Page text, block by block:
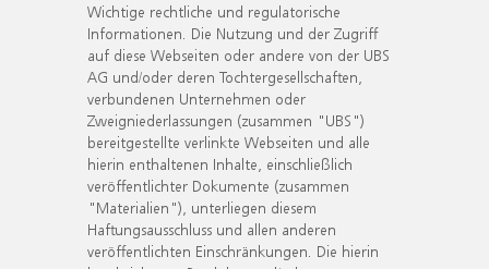
Wichtige rechtliche und regulatorische
Informationen. Die Nutzung und der Zugriff
auf diese Webseiten oder andere von der UBS
AG und/oder deren Tochtergesellschaften,
verbundenen Unternehmen oder
Zweigniederlassungen (zusammen "UBS")
bereitgestellte verlinkte Webseiten und alle
hierin enthaltenen Inhalte, einschließlich
veröffentlichter Dokumente (zusammen
"Materialien"), unterliegen diesem
Haftungsausschluss und allen anderen
veröffentlichten Einschränkungen. Die hierin